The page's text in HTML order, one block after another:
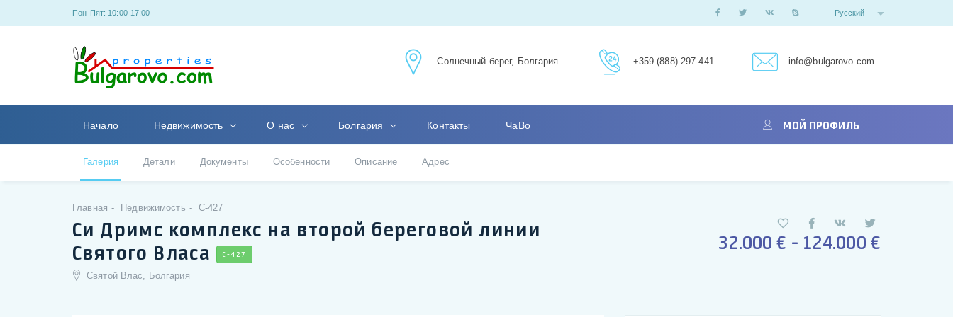
Пон-Пят: 10:00-17:00 Русский
Солнечный берег, Болгария +359 (888) 297-441 info@bulgarovo.com
Начало Недвижимость О нас Болгария Контакты ЧаВо МОЙ ПРОФИЛЬ
Галерия Детали Документы Особенности Описание Адрес
Главная Недвижимость C-427
Си Дримс комплекс на второй береговой линии
Святого Власа
C-427
Святой Влас, Болгария
32.000 € - 124.000 €